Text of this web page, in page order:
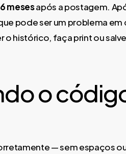
6 mesesapós a postagem.
pode ser um problema em
o histórico, faça print ou
o
— sem espaços